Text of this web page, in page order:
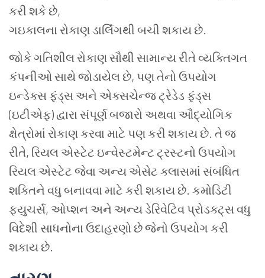
કરી શકે છે,
ગઇકાલના રોકાણ ડાર્લિંગથી બચી શકાય છે.
જોકે ગતિશીલ રોકાણ સૌથી સામાન્ય રીતે વ્યક્તિગત
કંપનીઓ સાથે જોડાયેલ છે, પણ તેનો ઉપયોગ
ઇન્ડેક્સ ફંડ્સ અને એક્સચેન્જ ટ્રેડેડ ફંડ્સ
(ઇટીએફ) દ્વારા સંપૂર્ણ બજારો અથવા ઔદ્યોગિક
ક્ષેત્રોમાં રોકાણ કરવા માટે પણ કરી શકાય છે. તે જ
રીતે, રિયલ એસ્ટેટ ઇન્વેસ્ટમેન્ટ ટ્રસ્ટનો ઉપયોગ
રિયલ એસ્ટેટ જેવા અન્ય એસેટ ક્લાસમાં સંબંધિત
શક્તિને વધુ બનાવવા માટે કરી શકાય છે. કમોડિટી
ફ્યુચર્સ, ઓપ્શન અને અન્ય ડેરિવેટિવ પ્રોડક્ટ્સ વધુ
વિદેશી સાધનોના ઉદાહરણો છે જેનો ઉપયોગ કરી
શકાય છે.